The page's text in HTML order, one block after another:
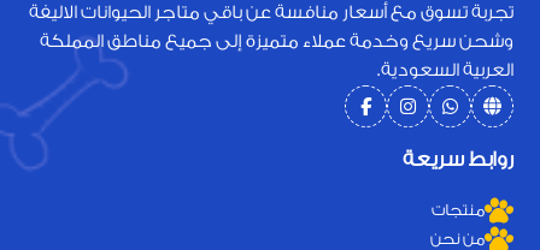
تجربة تسوق مع أسعار منافسة عن باقي متاجر الحيوانات الاليفة
وشحن سريع وخدمة عملاء متميزة إلى جميع مناطق المملكة
العربية السعودية.
روابط سريعة
منتجات
من نحن